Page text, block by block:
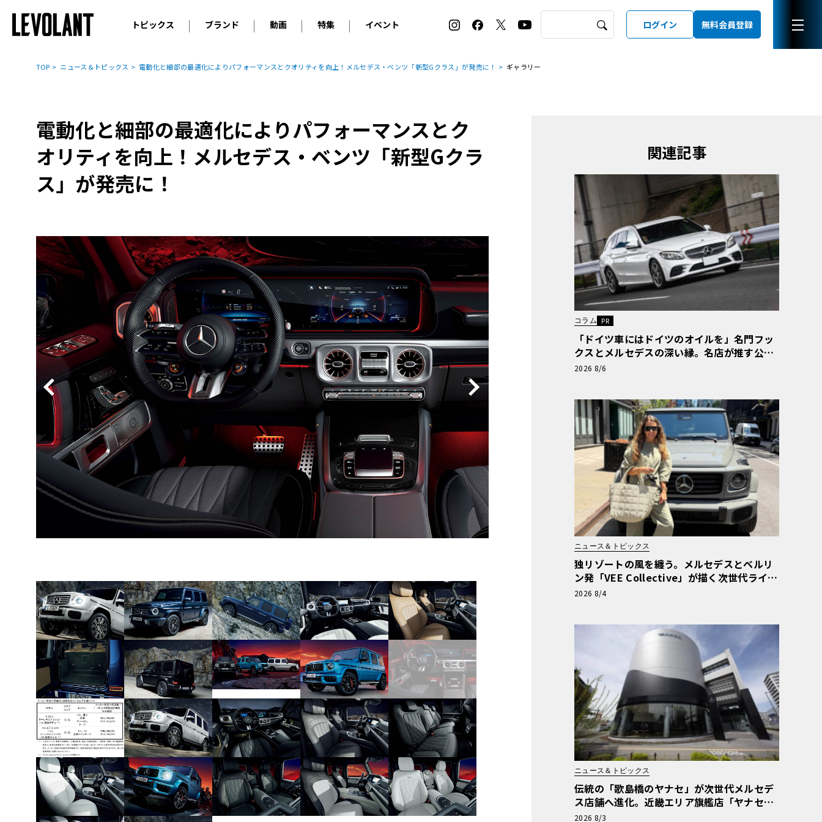
トピックス
ニュース
コラム
ブランド
輸入車 アウディ BMW
アルピナ
プジョー
ルノー
アバルト
フェラーリ
ランボルギーニ
マセラティ
アストン・マーティン
ボルボ
キャデラック
シボレー
ジープ
テスラ
BYD
その他
国産車 レクサス トヨタ
日産
ホンダ
スバル
マツダ
三菱
ダイハツ
スズキ
光岡
その他
動画
オリジナル動画
特集
2026 サマータイヤ＆ホイール バイヤーズガイド
ホイールカタログ
タイヤ特集
イベント
ル・ボラン カーズ・ミート2026横浜
EV:LIFE KOBE 2025
ル・ボラン カーズ・ミート2025横浜
ログイン 無料会員登録
TOP ニュース＆トピックス 電動化と細部の最適化によりパフォーマンスとクオリティを向上！メルセデス・ベンツ「新型Gクラス」が発売に！ ギャラリー
電動化と細部の最適化によりパフォーマンスとク
オリティを向上！メルセデス・ベンツ「新型Gクラ
ス」が発売に！
関連記事
コラム PR
「ドイツ車にはドイツのオイルを」名門フッ
クスとメルセデスの深い縁。名店が推す公認
の安心と、Cクラスで味わうシルキーな走り
2026 8/6
ニュース＆トピックス
独リゾートの風を纏う。メルセデスとベルリ
ン発「VEE Collective」が描く次世代ライフ
スタイル限定トートバッグ
2026 8/4
ニュース＆トピックス
伝統の「歌島橋のヤナセ」が次世代メルセデ
ス店舗へ進化。近畿エリア旗艦店「ヤナセ大
阪支店」がリニューアル
2026 8/3